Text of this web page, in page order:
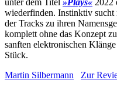
wiederfinden. Instinktiv sucht
der Tracks zu ihren
komplett ohne das Konzept
sanften elektronischen
Stück.
Martin Silbermann
Zur